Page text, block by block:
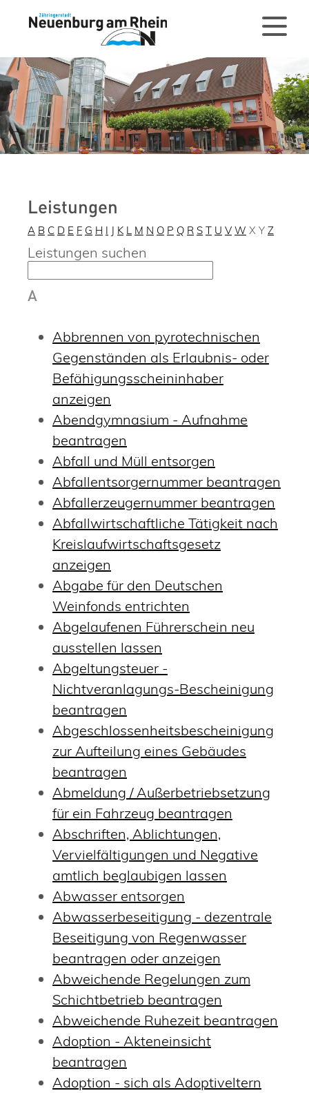
Leistungen
A B C D E F G H I J K L M N O P Q R S T U V W X Y Z
Leistungen suchen
A
Abbrennen von pyrotechnischen
Gegenständen als Erlaubnis- oder
Befähigungsscheininhaber
anzeigen
Abendgymnasium - Aufnahme
beantragen
Abfall und Müll entsorgen
Abfallentsorgernummer beantragen
Abfallerzeugernummer beantragen
Abfallwirtschaftliche Tätigkeit nach
Kreislaufwirtschaftsgesetz
anzeigen
Abgabe für den Deutschen
Weinfonds entrichten
Abgelaufenen Führerschein neu
ausstellen lassen
Abgeltungsteuer -
Nichtveranlagungs-Bescheinigung
beantragen
Abgeschlossenheitsbescheinigung
zur Aufteilung eines Gebäudes
beantragen
Abmeldung / Außerbetriebsetzung
für ein Fahrzeug beantragen
Abschriften, Ablichtungen,
Vervielfältigungen und Negative
amtlich beglaubigen lassen
Abwasser entsorgen
Abwasserbeseitigung - dezentrale
Beseitigung von Regenwasser
beantragen oder anzeigen
Abweichende Regelungen zum
Schichtbetrieb beantragen
Abweichende Ruhezeit beantragen
Adoption - Akteneinsicht
beantragen
Adoption - sich als Adoptiveltern